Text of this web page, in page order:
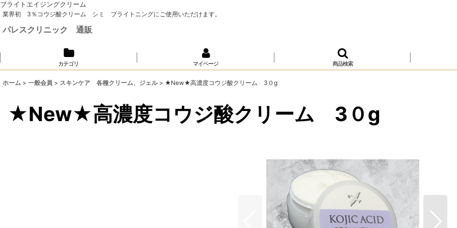
ブライトエイジングクリーム
業界初 3％コウジ酸クリーム シミ ブライトニングにご使用いただけます。
パレスクリニック 通販
カテゴリ マイページ 商品検索
ホーム > 一般会員 > スキンケア 各種クリーム、ジェル > ★New★高濃度コウジ酸クリーム 3０g
★New★高濃度コウジ酸クリーム 3０g